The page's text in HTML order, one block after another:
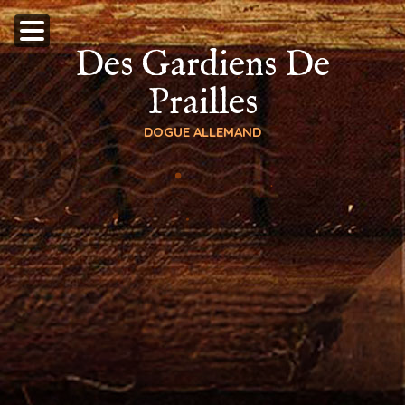
Des Gardiens De
Prailles
DOGUE ALLEMAND